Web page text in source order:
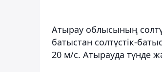
Атырау облысының
батыстан солтүстік-
20 м/с. Атырауда түнде